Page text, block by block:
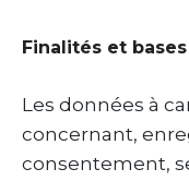
Finalités et
Les données à
concernant,
consentement,